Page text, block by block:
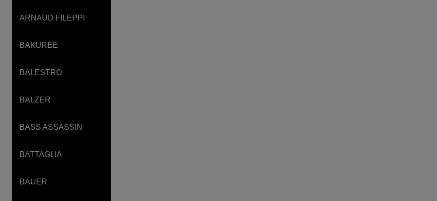
ARNAUD FILEPPI
BAKUREE
BALESTRO
BALZER
BASS ASSASSIN
BATTAGLIA
BAUER